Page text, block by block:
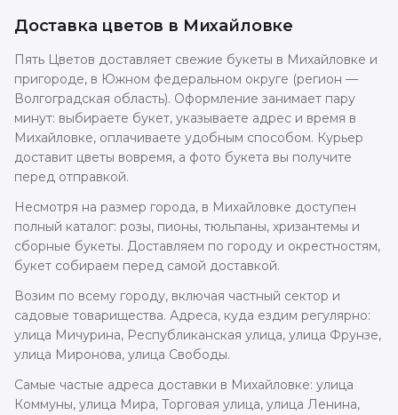
Доставка цветов в Михайловке
Пять Цветов доставляет свежие букеты в Михайловке и
пригороде, в Южном федеральном округе (регион —
Волгоградская область). Оформление занимает пару
минут: выбираете букет, указываете адрес и время в
Михайловке, оплачиваете удобным способом. Курьер
доставит цветы вовремя, а фото букета вы получите
перед отправкой.
Несмотря на размер города, в Михайловке доступен
полный каталог: розы, пионы, тюльпаны, хризантемы и
сборные букеты. Доставляем по городу и окрестностям,
букет собираем перед самой доставкой.
Возим по всему городу, включая частный сектор и
садовые товарищества. Адреса, куда ездим регулярно:
улица Мичурина, Республиканская улица, улица Фрунзе,
улица Миронова, улица Свободы.
Самые частые адреса доставки в Михайловке: улица
Коммуны, улица Мира, Торговая улица, улица Ленина,